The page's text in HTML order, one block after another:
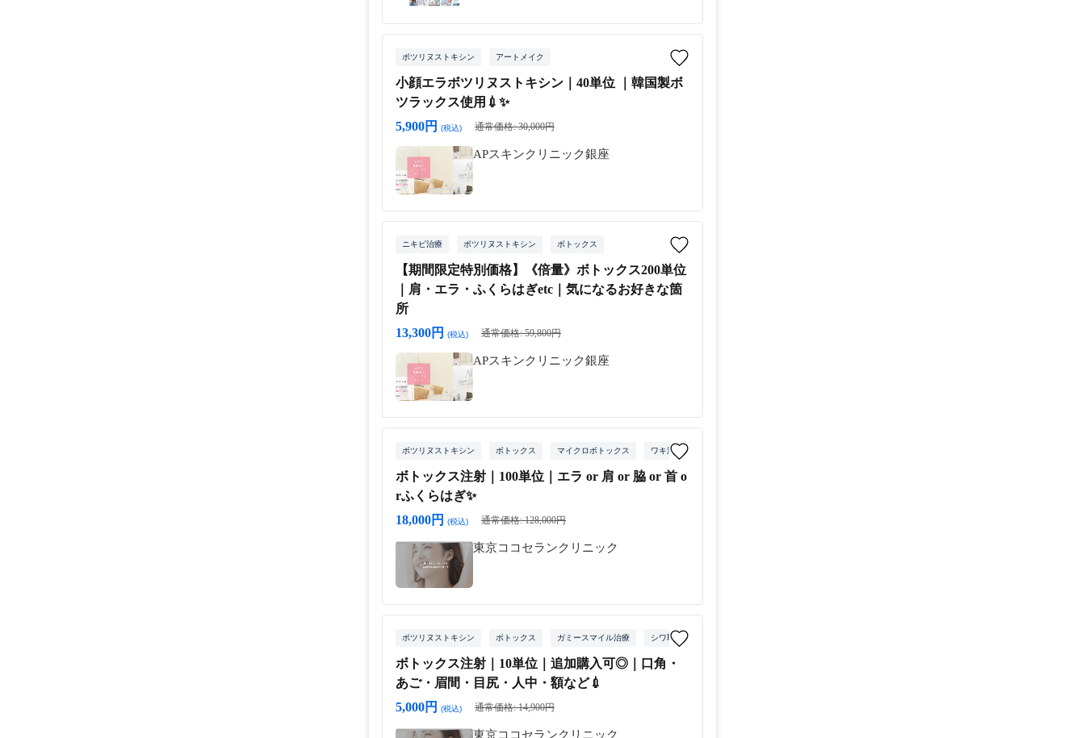
ボツリヌストキシン アートメイク
小顔エラボツリヌストキシン｜40単位 ｜韓国製ボ
ツラックス使用💉✨
5,900円
(税込) 通常価格: 30,000円
APスキンクリニック銀座
ニキビ治療 ボツリヌストキシン ボトックス
【期間限定特別価格】《倍量》ボトックス200単位
｜肩・エラ・ふくらはぎetc｜気になるお好きな箇
所
13,300円
(税込) 通常価格: 59,800円
APスキンクリニック銀座
ボツリヌストキシン ボトックス マイクロボトックス ワキ汗治療
ボトックス注射｜100単位｜エラ or 肩 or 脇 or 首 o
rふくらはぎ✨
18,000円
(税込) 通常価格: 128,000円
東京ココセランクリニック
ボツリヌストキシン ボトックス ガミースマイル治療 シワ取りボトックス
ボトックス注射｜10単位｜追加購入可◎｜口角・
あご・眉間・目尻・人中・額など💉
5,000円
(税込) 通常価格: 14,900円
東京ココセランクリニック